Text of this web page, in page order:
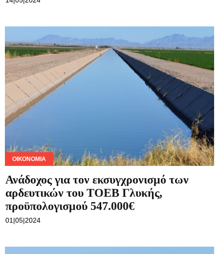
ΟΙΚΟΝΟΜΊΑ
Ανάδοχος για τον εκσυγχρονισμό των
αρδευτικών του ΤΟΕΒ Γλυκής,
προϋπολογισμού 547.000€
01|05|2024